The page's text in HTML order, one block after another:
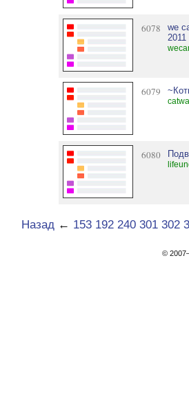
6078
we
2011
6079
6080
Назад ← 153 192 240 301 302
©